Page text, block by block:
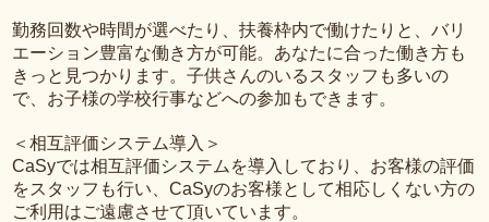
勤務回数や時間が選べたり、扶養枠内で働けたりと、バリ
エーション豊富な働き方が可能。あなたに合った働き方も
きっと見つかります。子供さんのいるスタッフも多いの
で、お子様の学校行事などへの参加もできます。
＜相互評価システム導入＞
CaSyでは相互評価システムを導入しており、お客様の評価
をスタッフも行い、CaSyのお客様として相応しくない方の
ご利用はご遠慮させて頂いています。